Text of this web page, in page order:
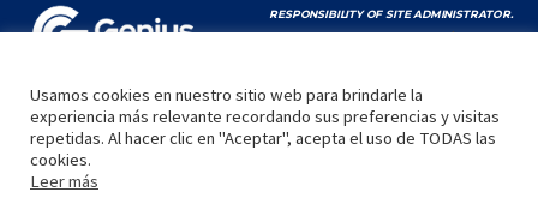
RESPONSIBILITY OF SITE ADMINISTRATOR.
YOUTUBE TERMS OF SERVICE|GOOGLE
INICIO LA LIGA VIDEOS MEDIA CONTACTO
Usamos cookies en nuestro sitio web para brindarle la
experiencia más relevante recordando sus preferencias y visitas
repetidas. Al hacer clic en "Aceptar", acepta el uso de TODAS las
cookies.
Leer más